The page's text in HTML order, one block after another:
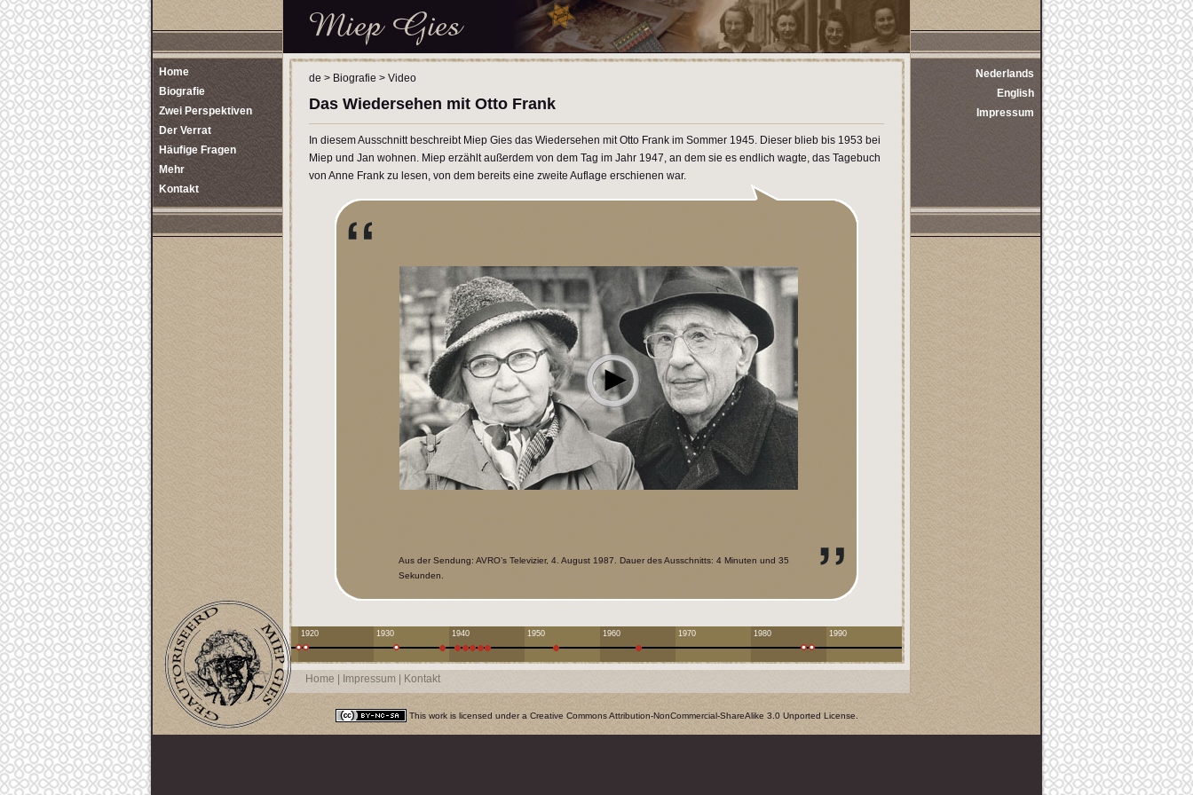
Home
Biografie
Zwei Perspektiven
Der Verrat
Häufige Fragen
Mehr
Kontakt
de > Biografie > Video
Das Wiedersehen mit Otto Frank
In diesem Ausschnitt beschreibt Miep Gies das Wiedersehen mit Otto Frank im Sommer 1945. Dieser blieb bis 1953 bei
Miep und Jan wohnen. Miep erzählt außerdem von dem Tag im Jahr 1947, an dem sie es endlich wagte, das Tagebuch
von Anne Frank zu lesen, von dem bereits eine zweite Auflage erschienen war.
Aus der Sendung: AVRO’s Televizier, 4. August 1987. Dauer des Ausschnitts: 4 Minuten und 35
Sekunden.
Nederlands
English
Impressum
1920 1930 1940 1950 1960 1970 1980 1990
Home Impressum Kontakt
This work is licensed under a Creative Commons Attribution-NonCommercial-ShareAlike 3.0 Unported License